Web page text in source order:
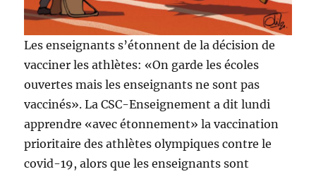
Les enseignants s’étonnent de la décision de
vacciner les athlètes: «On garde les écoles
ouvertes mais les enseignants ne sont pas
vaccinés». La CSC-Enseignement a dit lundi
apprendre «avec étonnement» la vaccination
prioritaire des athlètes olympiques contre le
covid-19, alors que les enseignants sont